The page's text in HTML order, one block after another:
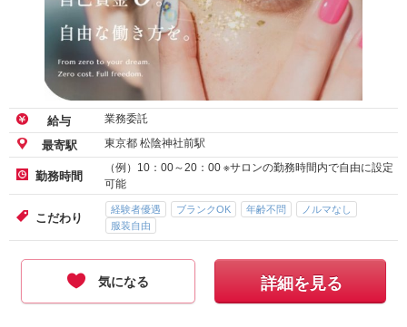
給与 業務委託
最寄駅 東京都 松陰神社前駅
勤務時間
（例）10：00～20：00 ※サロンの勤務時間内で自由に設定
可能
こだわり
経験者優遇 ブランクOK 年齢不問
ノルマなし
服装自由
気になる 詳細を見る